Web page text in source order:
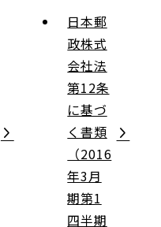
日本郵
政株式
会社法
第12条
に基づ
く書類
（2016
年3月
期第1
四半期